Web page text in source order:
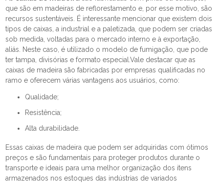
que são em madeiras de reflorestamento e, por esse motivo, são
recursos sustentáveis. É interessante mencionar que existem dois
tipos de caixas, a industrial e a paletizada, que podem ser criadas
sob medida, voltadas para o mercado interno e à exportação,
aliás. Neste caso, é utilizado o modelo de fumigação, que pode
ter tampa, divisórias e formato especial.Vale destacar que as
caixas de madeira são fabricadas por empresas qualificadas no
ramo e oferecem várias vantagens aos usuários, como:
Qualidade;
Resistência;
Alta durabilidade.
Essas caixas de madeira que podem ser adquiridas com ótimos
preços e são fundamentais para proteger produtos durante o
transporte e ideais para uma melhor organização dos itens
armazenados nos estoques das indústrias de variados